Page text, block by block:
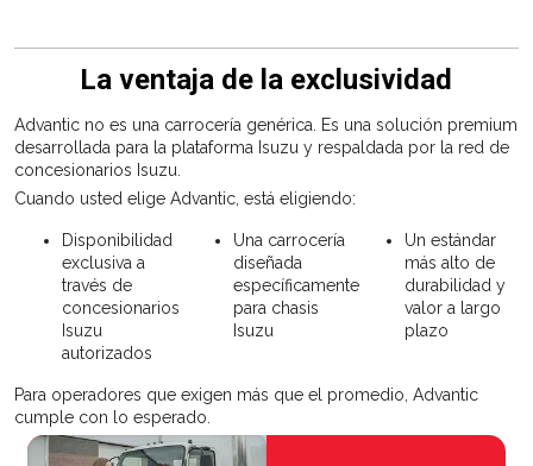
La ventaja de la exclusividad
Advantic no es una carrocería genérica. Es una solución premium
desarrollada para la plataforma Isuzu y respaldada por la red de
concesionarios Isuzu.
Cuando usted elige Advantic, está eligiendo:
Disponibilidad
exclusiva a
través de
concesionarios
Isuzu
autorizados
Una carrocería
diseñada
específicamente
para chasis
Isuzu
Un estándar
más alto de
durabilidad y
valor a largo
plazo
Para operadores que exigen más que el promedio, Advantic
cumple con lo esperado.